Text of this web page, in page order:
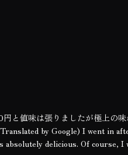
と値味は張りましたが極上の
by Google) I went in
delicious. Of course, I